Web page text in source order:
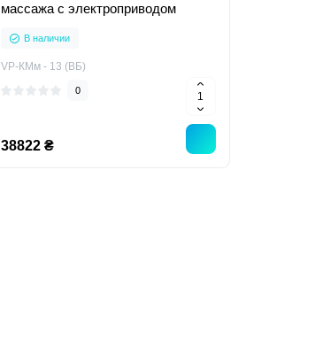
массажа с электроприводом
В наличии
VP-КМм - 13 (ВБ)
0
38822 ₴